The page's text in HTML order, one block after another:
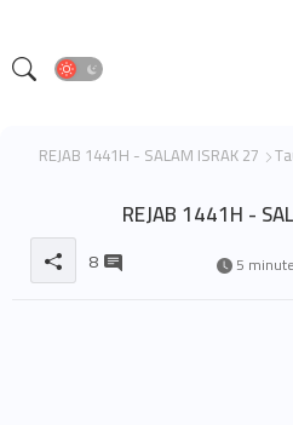
27 REJAB 1441H - SALAM ISRAK
5
8